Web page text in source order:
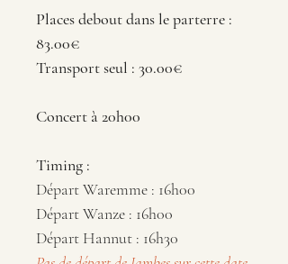
Places debout dans le parterre :
83.00€
Transport seul : 30.00€
Concert à 20h00
Timing :
Départ Waremme : 16h00
Départ Wanze : 16h00
Départ Hannut : 16h30